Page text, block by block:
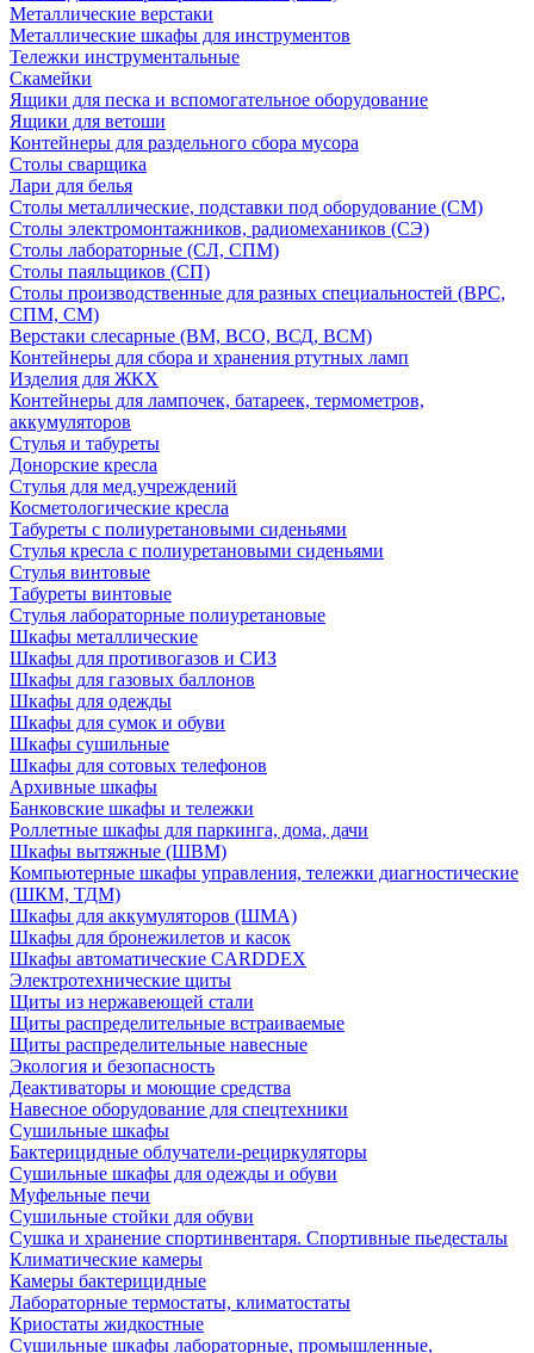
Металлические верстаки
Металлические шкафы для инструментов
Тележки инструментальные
Скамейки
Ящики для песка и вспомогательное оборудование
Ящики для ветоши
Контейнеры для раздельного сбора мусора
Столы сварщика
Лари для белья
Столы металлические, подставки под оборудование (СМ)
Столы электромонтажников, радиомехаников (СЭ)
Столы лабораторные (СЛ, СПМ)
Столы паяльщиков (СП)
Столы производственные для разных специальностей (ВРС,
СПМ, СМ)
Верстаки слесарные (ВМ, ВСО, ВСД, ВСМ)
Контейнеры для сбора и хранения ртутных ламп
Изделия для ЖКХ
Контейнеры для лампочек, батареек, термометров,
аккумуляторов
Стулья и табуреты
Донорские кресла
Стулья для мед.учреждений
Косметологические кресла
Табуреты с полиуретановыми сиденьями
Стулья кресла с полиуретановыми сиденьями
Стулья винтовые
Табуреты винтовые
Стулья лабораторные полиуретановые
Шкафы металлические
Шкафы для противогазов и СИЗ
Шкафы для газовых баллонов
Шкафы для одежды
Шкафы для сумок и обуви
Шкафы сушильные
Шкафы для сотовых телефонов
Архивные шкафы
Банковские шкафы и тележки
Роллетные шкафы для паркинга, дома, дачи
Шкафы вытяжные (ШВМ)
Компьютерные шкафы управления, тележки диагностические
(ШКМ, ТДМ)
Шкафы для аккумуляторов (ШМА)
Шкафы для бронежилетов и касок
Шкафы автоматические CARDDEX
Электротехнические щиты
Щиты из нержавеющей стали
Щиты распределительные встраиваемые
Щиты распределительные навесные
Экология и безопасность
Деактиваторы и моющие средства
Навесное оборудование для спецтехники
Сушильные шкафы
Бактерицидные облучатели-рециркуляторы
Сушильные шкафы для одежды и обуви
Муфельные печи
Сушильные стойки для обуви
Сушка и хранение спортинвентаря. Спортивные пьедесталы
Климатические камеры
Камеры бактерицидные
Лабораторные термостаты, климатостаты
Криостаты жидкостные
Сушильные шкафы лабораторные, промышленные,